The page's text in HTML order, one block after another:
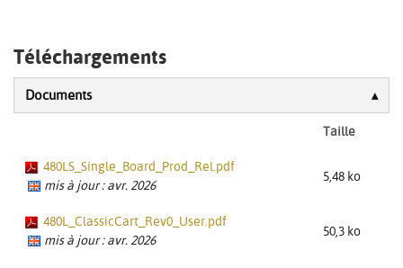
Téléchargements
Documents
Taille
480LS_Single_Board_Prod_Rel.pdf
mis à jour : avr. 2026
5,48 ko
480L_ClassicCart_Rev0_User.pdf
mis à jour : avr. 2026
50,3 ko